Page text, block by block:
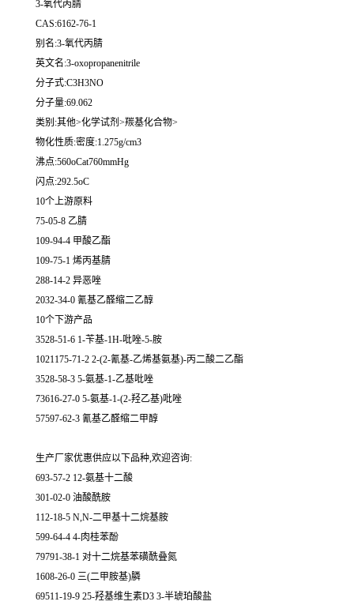
3-氧代丙腈
CAS:6162-76-1
别名:3-氧代丙腈
英文名:3-oxopropanenitrile
分子式:C3H3NO
分子量:69.062
类别:其他>化学试剂>羰基化合物>
物化性质:密度:1.275g/cm3
沸点:560oCat760mmHg
闪点:292.5oC
10个上游原料
75-05-8 乙腈
109-94-4 甲酸乙酯
109-75-1 烯丙基腈
288-14-2 异恶唑
2032-34-0 氰基乙醛缩二乙醇
10个下游产品
3528-51-6 1-苄基-1H-吡唑-5-胺
1021175-71-2 2-(2-氰基-乙烯基氨基)-丙二酸二乙酯
3528-58-3 5-氨基-1-乙基吡唑
73616-27-0 5-氨基-1-(2-羟乙基)吡唑
57597-62-3 氰基乙醛缩二甲醇
生产厂家优惠供应以下品种,欢迎咨询:
693-57-2 12-氨基十二酸
301-02-0 油酸酰胺
112-18-5 N,N-二甲基十二烷基胺
599-64-4 4-肉桂苯酚
79791-38-1 对十二烷基苯磺酰叠氮
1608-26-0 三(二甲胺基)膦
69511-19-9 25-羟基维生素D3 3-半琥珀酸盐